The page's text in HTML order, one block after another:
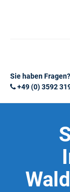
Sie haben
+49 (0) 3592